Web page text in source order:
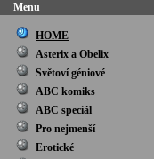
Menu
HOME
Asterix a Obelix
Světoví géniové
ABC komiks
ABC speciál
Pro nejmenší
Erotické